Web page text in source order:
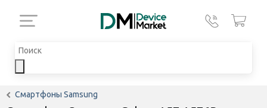
Смартфоны Samsung